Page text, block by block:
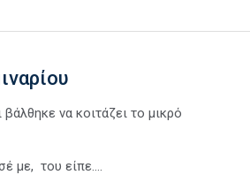
να κοιτάζει το μικρό
με, του είπε….